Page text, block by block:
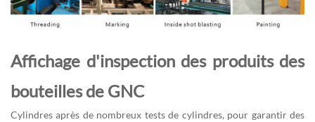
Affichage d'inspection des produits des
bouteilles de GNC
Cylindres après de nombreux tests de cylindres, pour garantir des